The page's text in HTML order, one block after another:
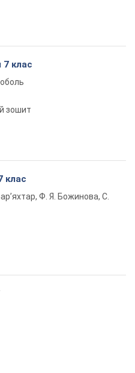
7 клас
зошит
клас
Ф. Я. Божинова, С.